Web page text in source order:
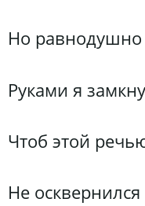
Но равнодушно
Руками я
Чтоб этой
Не